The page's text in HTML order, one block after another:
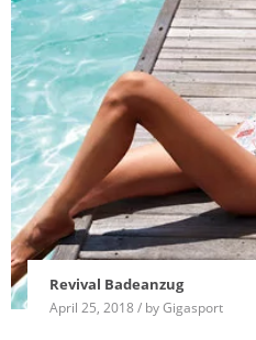
Revival Badeanzug
April 25, 2018 / by Gigasport